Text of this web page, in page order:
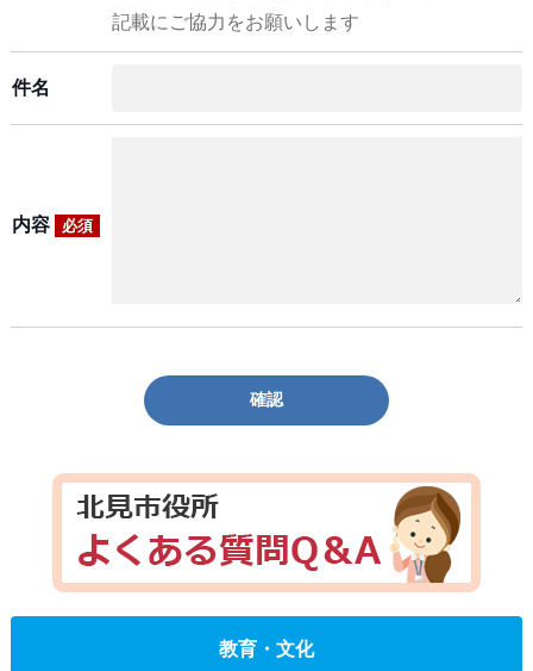
記載にご協力をお願いします
件名
内容 必須
確認
教育・文化